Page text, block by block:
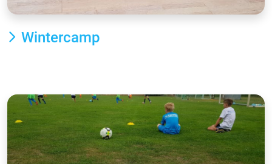
Wintercamp